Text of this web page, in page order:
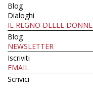
Blog
Dialoghi
IL REGNO DELLE DONNE
Blog
NEWSLETTER
Iscriviti
EMAIL
Scrivici